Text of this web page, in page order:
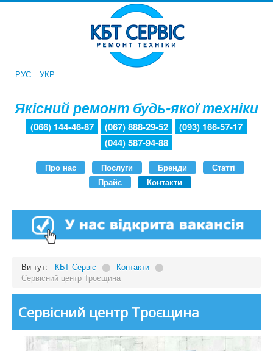
РУС УКР
Якісний ремонт будь-якої техніки
(066) 144-46-87 (067) 888-29-52
(093) 166-57-17
(044) 587-94-88
Про нас Послуги Бренди
Статті
Прайс
Контакти
Ви тут: КБТ Сервіс ⬤ Контакти ⬤
Сервісний центр Троєщина
Сервісний центр Троєщина